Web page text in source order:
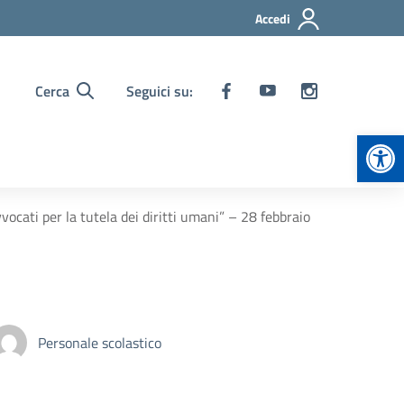
Accedi
Cerca Seguici su:
per la tutela dei diritti umani” – 28 febbraio
Personale scolastico